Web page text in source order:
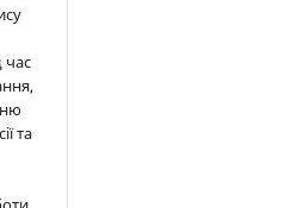
час
та